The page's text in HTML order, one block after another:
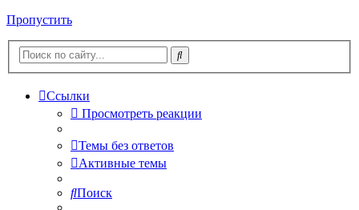
Пропустить
Ссылки
Просмотреть реакции
Темы без ответов
Активные темы
Поиск